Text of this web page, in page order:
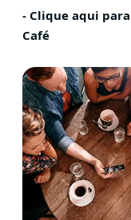
- Clique aqui
Café